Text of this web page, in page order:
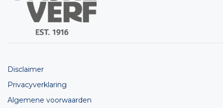
Disclaimer
Privacyverklaring
Algemene voorwaarden